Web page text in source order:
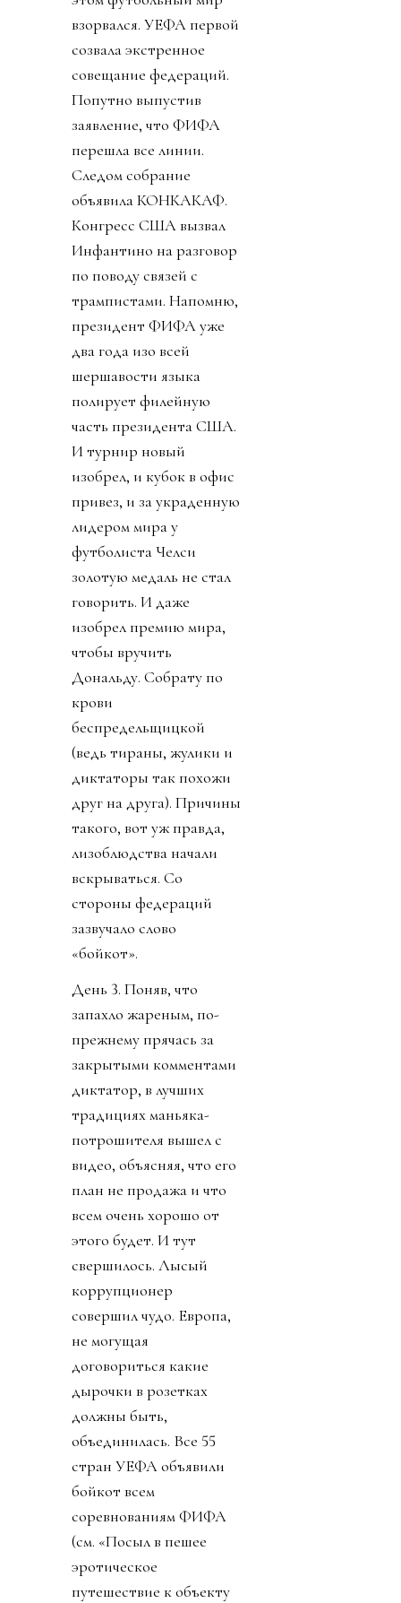
взорвался. УЕФА первой
созвала экстренное
совещание федераций.
Попутно выпустив
заявление, что ФИФА
перешла все линии.
Следом собрание
объявила КОНКАКАФ.
Конгресс США вызвал
Инфантино на разговор
по поводу связей с
трампистами. Напомню,
президент ФИФА уже
два года изо всей
шершавости языка
полирует филейную
часть президента США.
И турнир новый
изобрел, и кубок в офис
привез, и за украденную
лидером мира у
футболиста Челси
золотую медаль не стал
говорить. И даже
изобрел премию мира,
чтобы вручить
Дональду. Собрату по
крови
беспредельщицкой
(ведь тираны, жулики и
диктаторы так похожи
друг на друга). Причины
такого, вот уж правда,
лизоблюдства начали
вскрываться. Со
стороны федераций
зазвучало слово
«бойкот».
День 3. Поняв, что
запахло жареным, по-
прежнему прячась за
закрытыми комментами
диктатор, в лучших
традициях маньяка-
потрошителя вышел с
видео, объясняя, что его
план не продажа и что
всем очень хорошо от
этого будет. И тут
свершилось. Лысый
коррупционер
совершил чудо. Европа,
не могущая
договориться какие
дырочки в розетках
должны быть,
объединилась. Все 55
стран УЕФА объявили
бойкот всем
соревнованиям ФИФА
(см. «Посыл в пешее
эротическое
путешествие к объекту